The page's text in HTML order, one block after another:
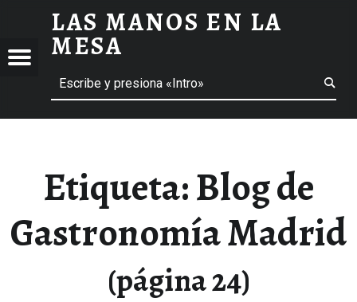
BLOG DE GASTRONOMÍA MADRID ARCHIVOS - PÁGINA 24 DE 24 - LAS MANOS EN LA MESA
LAS MANOS EN LA
MESA
Menú Buscar
Etiqueta:Blog de
Gastronomía Madrid
(página 24)